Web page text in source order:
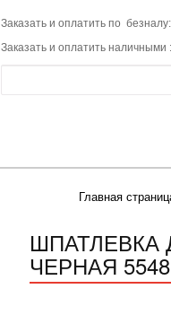
Заказать и оплатить по
Заказать и оплатить наличными
Главная
ШПАТЛЕВКА
ЧЕРНАЯ